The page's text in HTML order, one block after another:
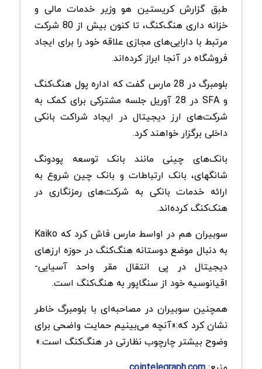
طبق گزارش کریستین هو وزیر خدمات مالی و
خزانه داری هنگ‌کنگ، تا کنون بیش از 80 شرکت
مرتبط با دارایی‌های مجازی علاقه خود را برای ایجاد
فروشگاه در آنجا ابراز کرده‌اند.
بلومبرگ در 28 مارس گفت که اداره پول هنگ‌کنگ
و SFA در 28 آوریل جلسه مشترکی برای کمک به
شرکت‌های ارز دیجیتال در ایجاد شراکت بانکی
داخلی برگزار خواهند کرد.
بانک‌های چینی مانند بانک توسعه پودونگ
شانگهای، بانک ارتباطات و بانک چین شروع به
ارائه خدمات بانکی به شرکت‌های رمزنگاری در
هنک‌کنگ کرده‌اند.
سوبیران هم در اواسط مارس فاش کرد که Kaiko
به دنبال موضع دوستانه هنگ‌کنگ در حوزه ارزهای
دیجیتال در پی انتقال مقر واحد آسیایی-
اقیانوسیه خود از سنگاپور به هنگ‌کنگ است.
همچنین سوبیران در مصاحبه‌ای با بلومبرگ خاطر
نشان کرد که:«آنچه می‌بینیم حمایت واضحی برای
وضوح بیشتر چارچوب نظارتی در هنگ‌کنگ است.»